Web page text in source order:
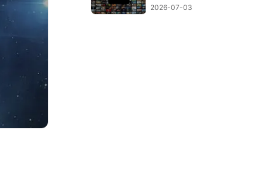
全汇总！
2026-07-03